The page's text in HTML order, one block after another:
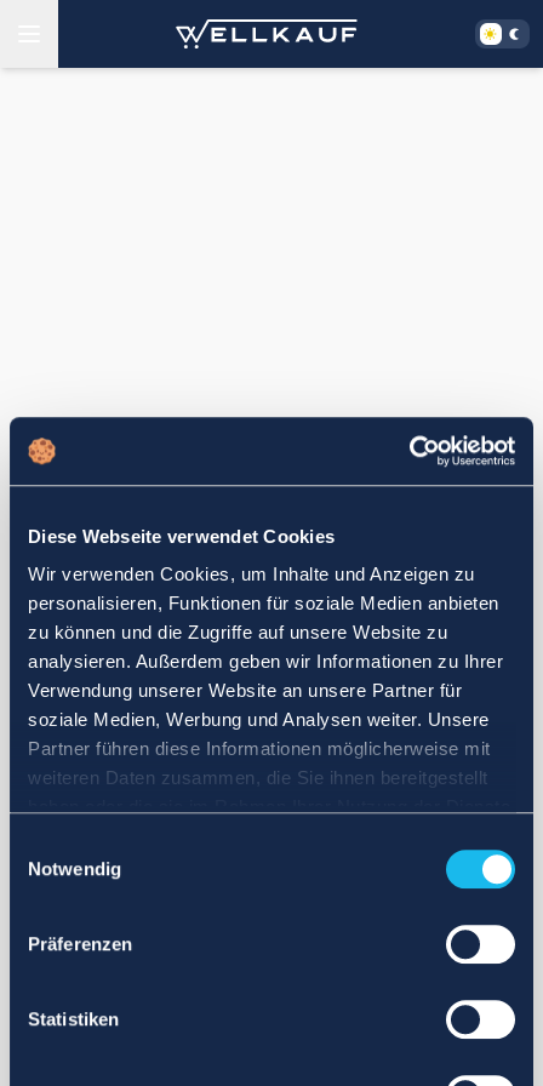
Diese Webseite verwendet Cookies
Wir verwenden Cookies, um Inhalte und Anzeigen zu
personalisieren, Funktionen für soziale Medien anbieten
zu können und die Zugriffe auf unsere Website zu
analysieren. Außerdem geben wir Informationen zu Ihrer
Verwendung unserer Website an unsere Partner für
soziale Medien, Werbung und Analysen weiter. Unsere
Partner führen diese Informationen möglicherweise mit
weiteren Daten zusammen, die Sie ihnen bereitgestellt
Notwendig
Präferenzen
Statistiken